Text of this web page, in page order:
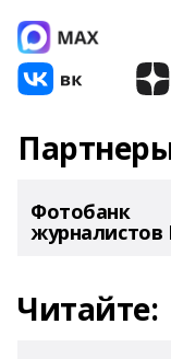
Фотобанк
журналистов
Читайте: